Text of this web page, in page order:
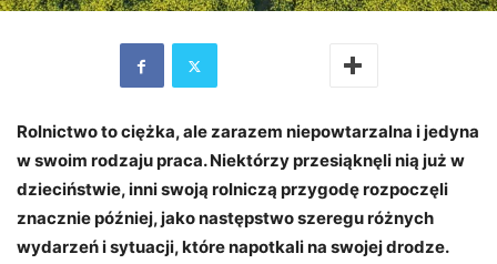
Rolnictwo to ciężka, ale zarazem niepowtarzalna i jedyna
w swoim rodzaju praca. Niektórzy przesiąknęli nią już w
dzieciństwie, inni swoją rolniczą przygodę rozpoczęli
znacznie później, jako następstwo szeregu różnych
wydarzeń i sytuacji, które napotkali na swojej drodze.